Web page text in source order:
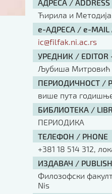
АДРЕСА / ADDRESS
Ћирила и
е-АДРЕСА / e-MAIL
ic@filfak.ni.ac.rs
УРЕДНИК / EDITOR
Љубиша Митровић
ПЕРИОДИЧНОСТ /
више пута
БИБЛИОТЕКА /
ПЕРИОДИКА
ТЕЛЕФОН / PHONE
+381 18 514 312,
ИЗДАВАЧ /
Филозофски
Nis